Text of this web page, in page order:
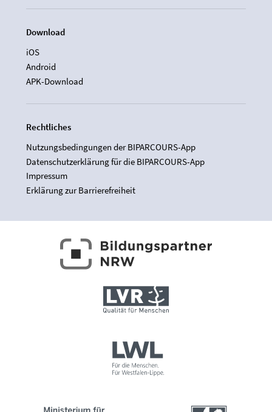
Download
iOS
Android
APK-Download
Rechtliches
Nutzungsbedingungen der BIPARCOURS-App
Datenschutzerklärung für die BIPARCOURS-App
Impressum
Erklärung zur Barrierefreiheit